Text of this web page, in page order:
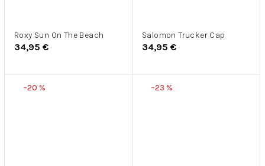
Roxy Sun On The Beach
34,95 €
Salomon Trucker Cap
34,95 €
–20 % –23 %